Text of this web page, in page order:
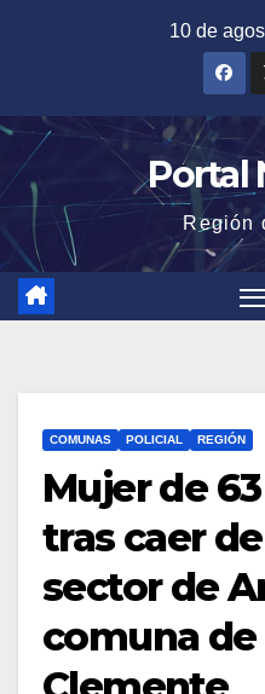
10 de
Portal
Región
COMUNAS POLICIAL REGIÓN
Mujer de
tras caer
sector de
comuna de